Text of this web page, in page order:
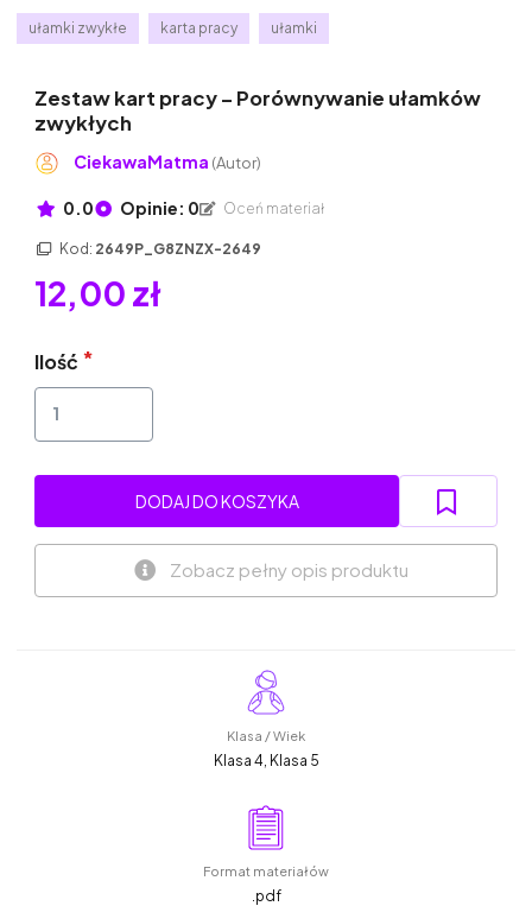
ułamki zwykłe karta pracy ułamki
Zestaw kart pracy – Porównywanie ułamków
zwykłych
CiekawaMatma (Autor)
0.0 Opinie: 0 Oceń materiał
Kod: 2649P_G8ZNZX-2649
12,00 zł
Ilość
DODAJ DO KOSZYKA
Zobacz pełny opis produktu
Klasa / Wiek
Klasa 4, Klasa 5
Format materiałów
.pdf